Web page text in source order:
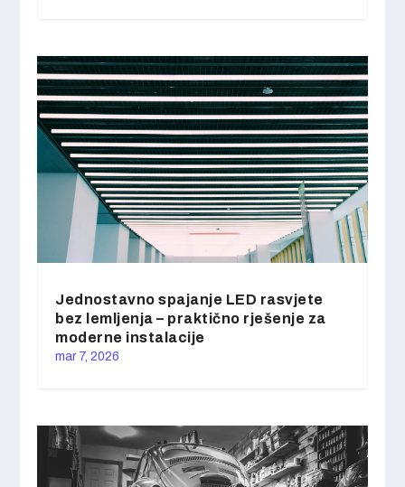
Jednostavno spajanje LED rasvjete
bez lemljenja – praktično rješenje za
moderne instalacije
mar 7, 2026